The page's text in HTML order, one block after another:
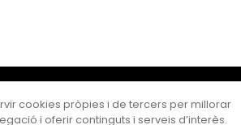
Cultura Mataró
de Mataró
cookies pròpies i de tercers per millorar
i oferir continguts i serveis d’interès.